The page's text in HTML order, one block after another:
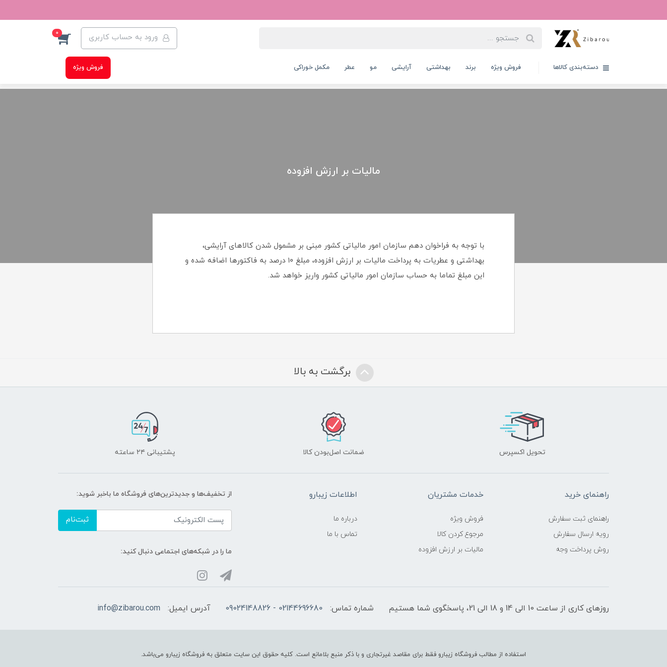
ورود به حساب کاربری 0
دسته‌بندی کالاها فروش ویژه برند بهداشتی آرایشی مو عطر مکمل خوراکی فروش ویژه
مالیات بر ارزش افزوده
با توجه به فراخوان دهم سازمان امور مالیاتی کشور مبنی بر مشمول شدن کالاهای آرایشی،
بهداشتی و عطریات به پرداخت مالیات بر ارزش افزوده، مبلغ ۱۰ درصد به فاکتورها اضافه شده و
این مبلغ تماما به حساب سازمان امور مالیاتی کشور واریز خواهد شد.
برگشت به بالا
تحویل اکسپرس ضمانت اصل‌بودن کالا پشتیبانی ۲۴ ساعته
راهنمای خرید
راهنمای ثبت سفارش
رویه ارسال سفارش
روش پرداخت وجه
خدمات مشتریان
فروش ویژه
مرجوع کردن کالا
مالیات بر ارزش افزوده
اطلاعات زیبارو
درباره ما
تماس با ما
از تخفیف‌ها و جدیدترین‌های فروشگاه ما باخبر شوید:
ثبت‌نام
ما را در شبکه‌های اجتماعی دنبال کنید:
روزهای کاری از ساعت 10 الی 14 و 18 الی 21، پاسخگوی شما هستیم شماره تماس: 02144696680 - 09024148826 آدرس ایمیل: info@zibarou.com
استفاده از مطالب فروشگاه زیبارو فقط برای مقاصد غیرتجاری و با ذکر منبع بلامانع است. کلیه حقوق این سایت متعلق به فروشگاه زیبارو می‌باشد.